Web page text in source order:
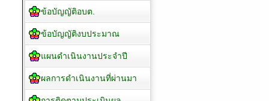
ข้อบัญญัติอบต.
ข้อบัญญัติงบประมาณ
แผนดำเนินงานประจำปี
ผลการดำเนินงานที่ผ่านมา